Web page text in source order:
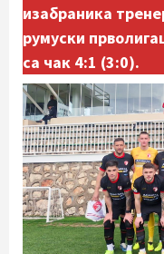
изабраника
румуски
са чак 4:1 (3:0).